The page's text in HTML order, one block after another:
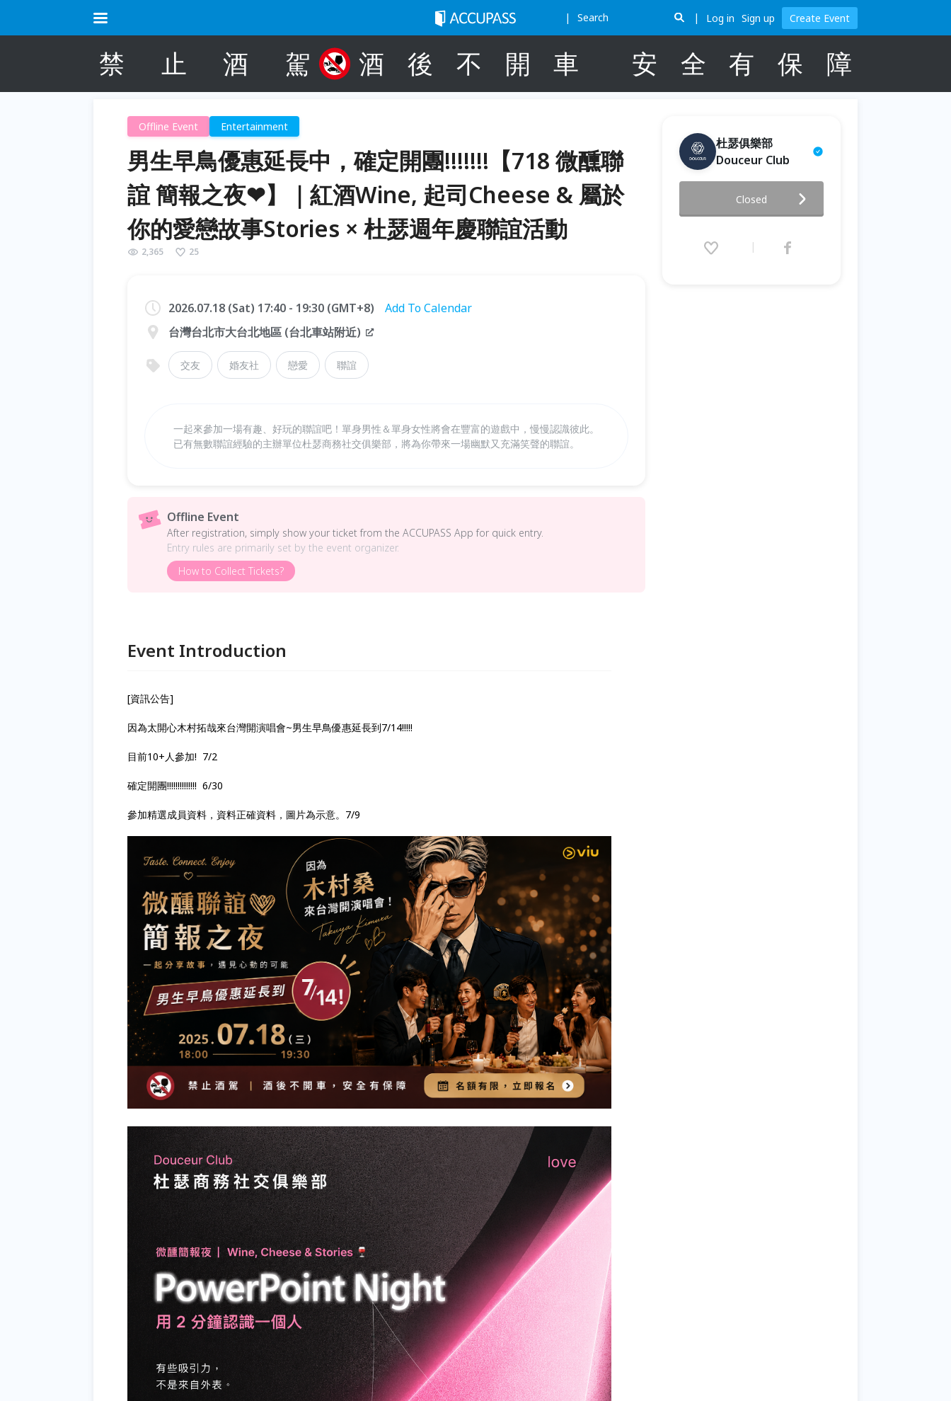
Search Log in Sign up Create Event
禁 止 酒 駕 酒 後 不 開 車 安 全 有 保 障
Offline Event Entertainment
男生早鳥優惠延長中，確定開團!!!!!!!【718 微醺聯
誼 簡報之夜❤】｜紅酒Wine, 起司Cheese & 屬於
你的愛戀故事Stories × 杜瑟週年慶聯誼活動
2,365 25
2026.07.18 (Sat) 17:40 - 19:30 (GMT+8)
Add To Calendar
台灣台北市大台北地區 (台北車站附近)
交友 婚友社 戀愛 聯誼
一起來參加一場有趣、好玩的聯誼吧！單身男性＆單身女性將會在豐富的遊戲中，慢慢認識彼此。
已有無數聯誼經驗的主辦單位杜瑟商務社交俱樂部，將為你帶來一場幽默又充滿笑聲的聯誼。
Offline Event
After registration, simply show your ticket from the ACCUPASS App for quick entry.
Entry rules are primarily set by the event organizer.
How to Collect Tickets?
Event Introduction
[資訊公告]
因為太開心木村拓哉來台灣開演唱會~男生早鳥優惠延長到7/14!!!!!
目前10+人參加! 7/2
確定開團!!!!!!!!!!!!!! 6/30
參加精選成員資料，資料正確資料，圖片為示意。7/9
杜瑟俱樂部
Douceur Club
團!!!!!!!【718 微醺聯誼 簡報之夜
❤】｜紅酒Wine, 起司Cheese
杜瑟週年慶聯誼活動
Closed